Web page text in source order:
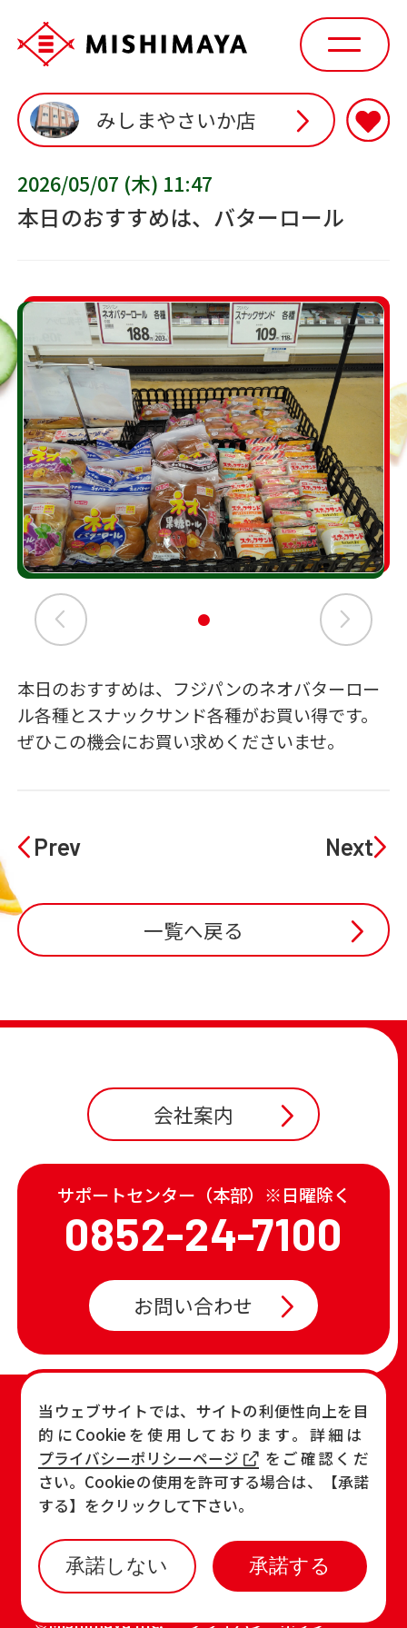
当ウェブサイトでは、サイトの利便性向上を目
的にCookieを使用しております。詳細は
プライバシーポリシーページ
をご確認くだ
さい。Cookieの使用を許可する場合は、【承諾
する】をクリックして下さい。
承諾しない 承諾する
みしまやさいか店
2026/05/07 (木) 11:47
本日のおすすめは、バターロール
本日のおすすめは、フジパンのネオバターロー
ル各種とスナックサンド各種がお買い得です。
ぜひこの機会にお買い求めくださいませ。
Prev Next
一覧へ戻る
会社案内
サポートセンター（本部）※日曜除く
0852-24-7100
お問い合わせ
TOP
店舗一覧・チラシ
お知らせ
おすすめ商品
各店の最新情報
©Mishimaya Inc. プライバシーポリシー